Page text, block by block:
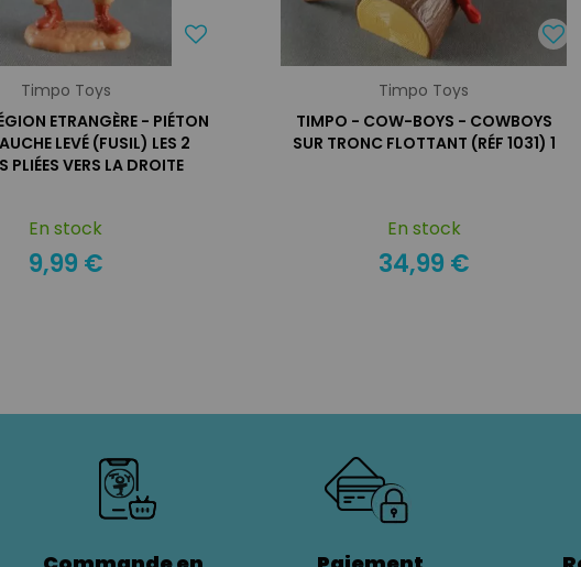
Timpo Toys
ETRANGÈRE - PIÉTON
LEVÉ (FUSIL) LES 2
PLIÉES VERS LA DROITE
En stock
9,99 €
Timpo Toys
TIMPO - COW-BOYS - COWBOYS
SUR TRONC FLOTTANT (RÉF 1031) 1
En stock
34,99 €